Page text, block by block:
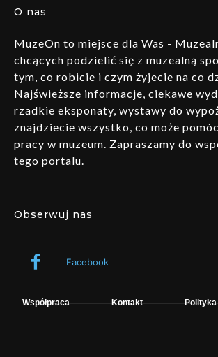
O nas
MuzeOn to miejsce dla Was -
chcących podzielić się z muzealną
tym, co robicie i czym żyjecie na co
Najświeższe informacje, ciekawe
rzadkie eksponaty, wystawy do
znajdziecie wszystko, co może
pracy w muzeum. Zapraszamy do
tego portalu.
Obserwuj nas
Facebook
Współpraca Kontakt